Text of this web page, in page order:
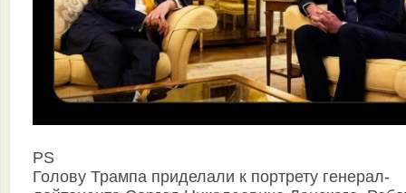
PS
Голову Трампа приделали к портрету генерал-